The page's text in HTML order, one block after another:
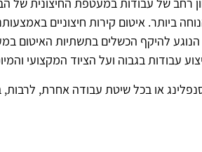
ביותר. איטום קירות חיצוניים
הנוגע להיקף הכשלים בתשתיות האיטום
או בכל שיטת עבודה אחרת,